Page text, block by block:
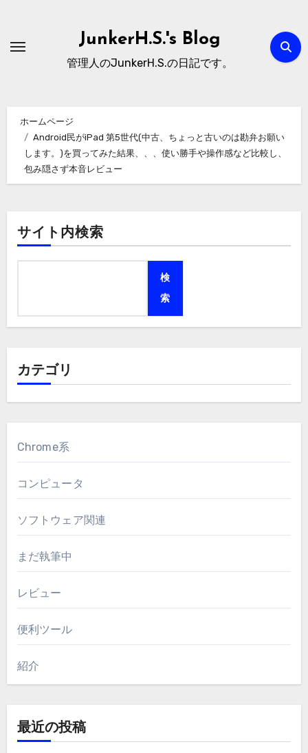
JunkerH.S.'s Blog
管理人のJunkerH.S.の日記です。
ホームページ
Android民がiPad 第5世代(中古、ちょっと古いのは勘弁お願い
します。)を買ってみた結果、、、使い勝手や操作感など比較し、
包み隠さず本音レビュー
サイト内検索
検
索
カテゴリ
Chrome系
コンピュータ
ソフトウェア関連
まだ執筆中
レビュー
便利ツール
紹介
最近の投稿